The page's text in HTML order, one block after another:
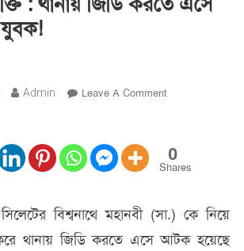
Admin Leave A CommentOn
:
থানায়
এসে
আটকা
0
Shares
বিশ্বনাথে মহানবী (সা.) কে নিয়ে
থানায় জিডি করতে এসে আটক হয়েছে